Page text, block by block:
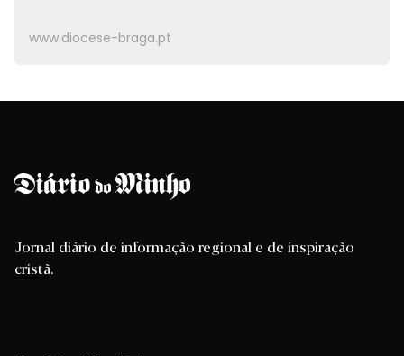
www.diocese-braga.pt
Jornal diário de informação regional e de inspiração
cristã.